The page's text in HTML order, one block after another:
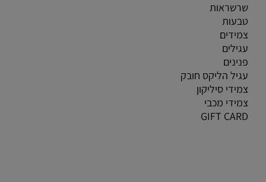
שרשראות
טבעות
צמידים
עגילים
פנינים
עגיל הליקס חובק
צמידי סיליקון
צמידי מכבי
GIFT CARD